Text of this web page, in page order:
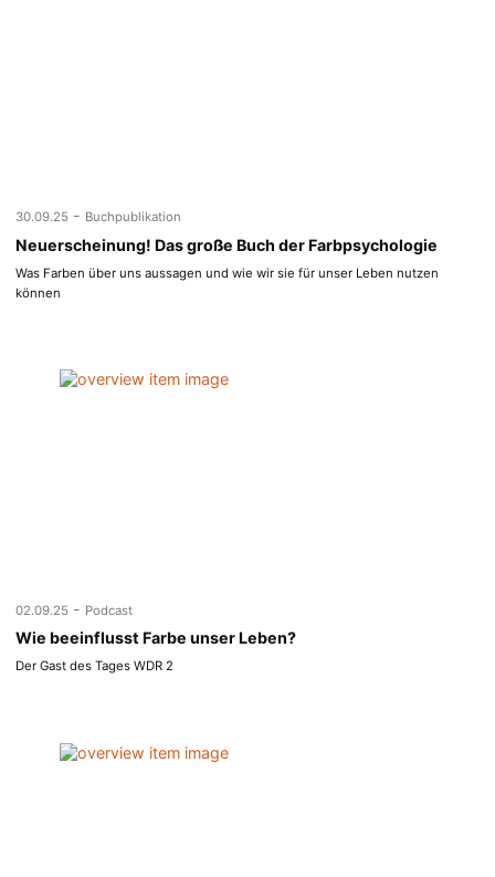
30.09.25 - Buchpublikation
Neuerscheinung! Das große Buch der Farbpsychologie
Was Farben über uns aussagen und wie wir sie für unser Leben nutzen
können
02.09.25 - Podcast
Wie beeinflusst Farbe unser Leben?
Der Gast des Tages WDR 2